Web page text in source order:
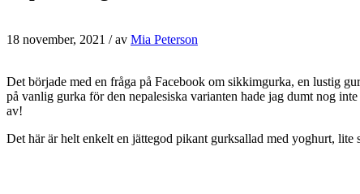
18 november, 2021 / av Mia Peterson
Det började med en fråga på Facebook om sikkimgurka, en lustig
på vanlig gurka för den nepalesiska varianten hade jag dumt nog
av!
Det här är helt enkelt en jättegod pikant gurksallad med yoghurt,